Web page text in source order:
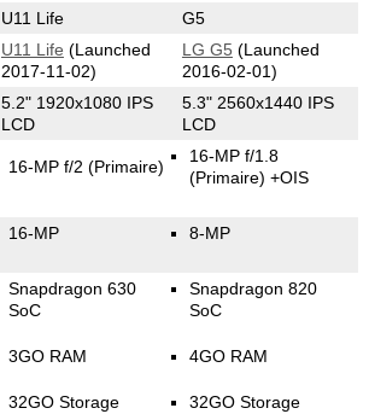
U11 Life G5
U11 Life (Launched
2017-11-02)
LG G5 (Launched
2016-02-01)
5.2" 1920x1080 IPS
LCD
5.3" 2560x1440 IPS
LCD
16-MP f/2 (Primaire)
16-MP f/1.8
(Primaire) +OIS
16-MP 8-MP
Snapdragon 630
SoC
3GO RAM
32GO Storage
Snapdragon 820
SoC
4GO RAM
32GO Storage